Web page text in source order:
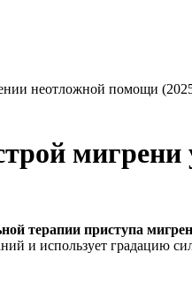
неотложной помощи
мигрени
терапии приступа
и использует градацию